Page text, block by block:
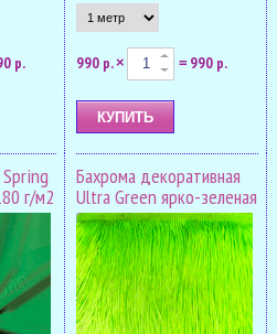
р. 990 р.× = 990 р.
г/м2
Бахрома декоративная
Ultra Green ярко-зеленая